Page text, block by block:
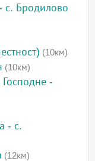
с. Бродилово
(10км)
(10км)
-
- с.
(12км)